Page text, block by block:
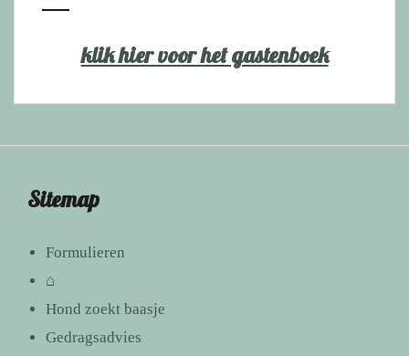
klik hier voor het gastenboek
Sitemap
Formulieren
⌂
Hond zoekt baasje
Gedragsadvies